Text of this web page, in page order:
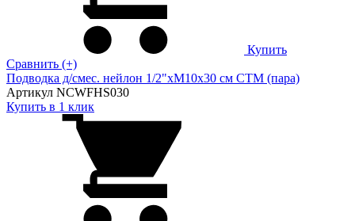
Купить
Сравнить (+)
Подводка д/смес. нейлон 1/2"xM10x30 см CTM (пара)
Артикул NCWFHS030
Купить в 1 клик